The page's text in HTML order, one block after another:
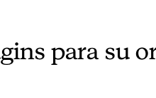
para su